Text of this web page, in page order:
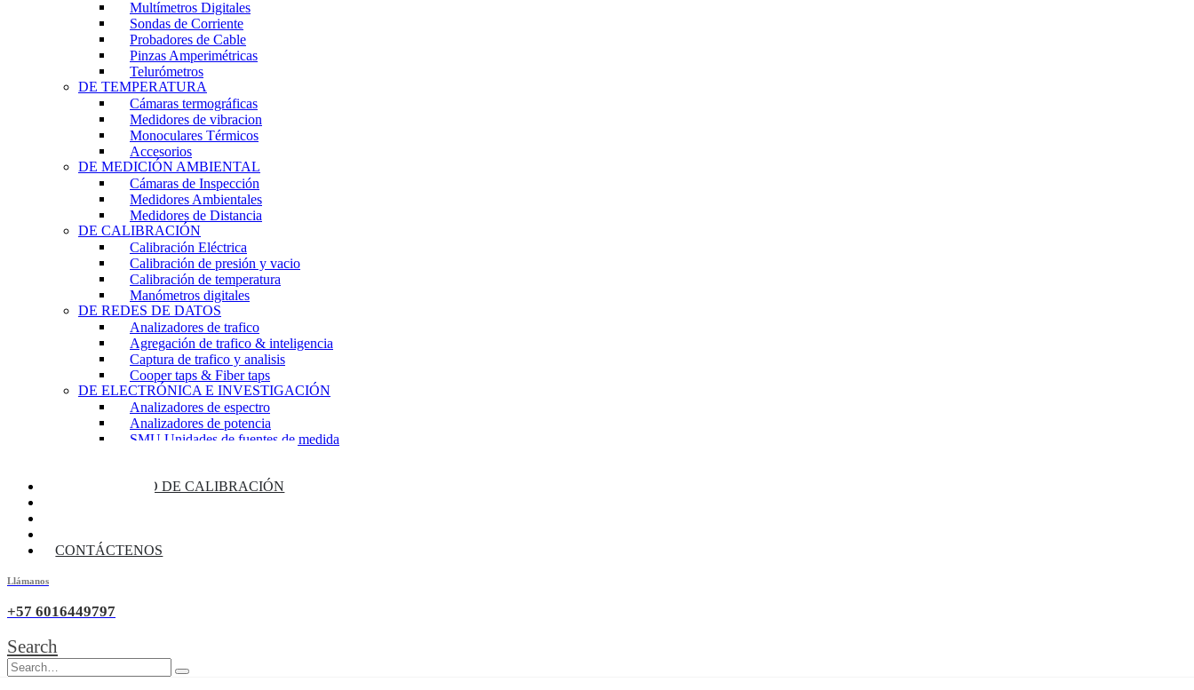
Multímetros Digitales
Sondas de Corriente
Probadores de Cable
Pinzas Amperimétricas
Telurómetros
DE TEMPERATURA
Cámaras termográficas
Medidores de vibracion
Monoculares Térmicos
Accesorios
DE MEDICIÓN AMBIENTAL
Cámaras de Inspección
Medidores Ambientales
Medidores de Distancia
DE CALIBRACIÓN
Calibración Eléctrica
Calibración de presión y vacio
Calibración de temperatura
Manómetros digitales
DE REDES DE DATOS
Analizadores de trafico
Agregación de trafico & inteligencia
Captura de trafico y analisis
Cooper taps & Fiber taps
DE ELECTRÓNICA E INVESTIGACIÓN
Analizadores de espectro
Analizadores de potencia
SMU Unidades de fuentes de medida
LABORATORIO DE CALIBRACIÓN
CONTÁCTENOS
Llámanos
+57 6016449797
Search